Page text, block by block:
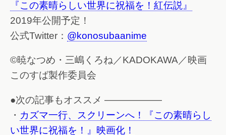
『この素晴らしい世界に祝福を！紅伝説』
2019年公開予定！
公式Twitter： @konosubaanime
©暁なつめ・三嶋くろね／KADOKAWA／映画
このすば製作委員会
●次の記事もオススメ ——————
・ カズマ一行、スクリーンへ！『この素晴らし
い世界に祝福を！』映画化！